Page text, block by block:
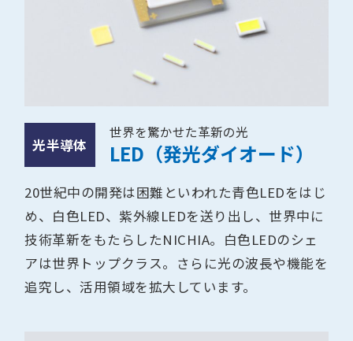
光半導体
世界を驚かせた革新の光
LED（発光ダイオード）
20世紀中の開発は困難といわれた青色LEDをはじ
め、白色LED、紫外線LEDを送り出し、世界中に
技術革新をもたらしたNICHIA。白色LEDのシェ
アは世界トップクラス。さらに光の波長や機能を
追究し、活用領域を拡大しています。